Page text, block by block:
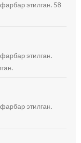
этилган. 58
этилган.
этилган.